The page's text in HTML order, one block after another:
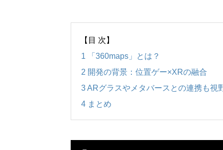
【目 次】
1 「360maps」とは？
2 開発の背景：位置ゲー×XRの融合
3ARグラスやメタバースとの連携も視
4 まとめ